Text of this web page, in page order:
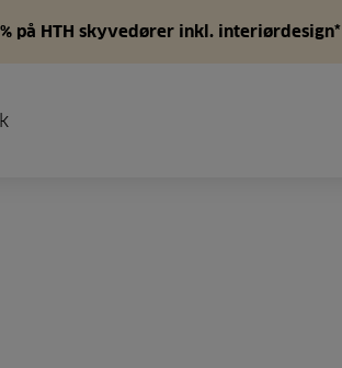
på HTH skyvedører inkl. interiørdesign*